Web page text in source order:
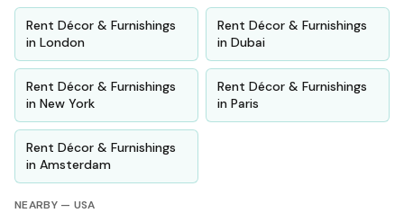
Rent Décor & Furnishings
in London
Rent Décor & Furnishings
in Dubai
Rent Décor & Furnishings
in New York
Rent Décor & Furnishings
in Paris
Rent Décor & Furnishings
in Amsterdam
NEARBY — USA